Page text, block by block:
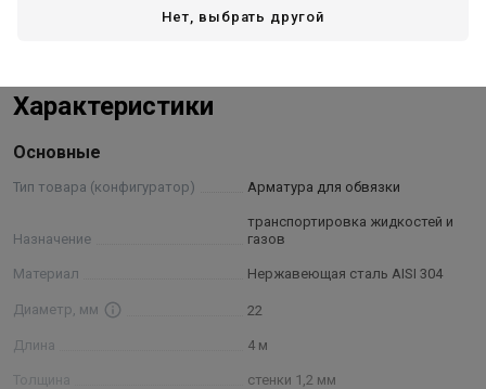
Средний полный срок службы — 50 лет.
Характеристики
Основные
Тип товара (конфигуратор) Арматура для обвязки
Назначение
транспортировка жидкостей и
газов
Материал Нержавеющая сталь AISI 304
Диаметр, мм 22
Длина 4 м
Толщина стенки 1,2 мм
Нет, выбрать другой